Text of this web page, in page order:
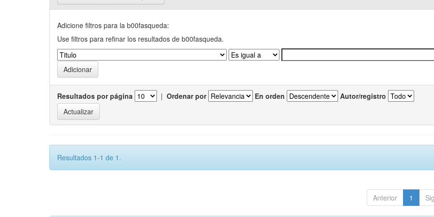
Adicione filtros para la b00fasqueda:
Use filtros para refinar los resultados de b00fasqueda.
Resultados por página | Ordenar por En orden Autor/registro
Resultados 1-1 de 1.
Anterior 1